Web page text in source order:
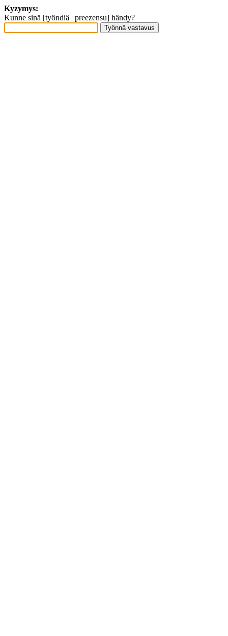
Kyzymys:
Kunne sinä [työndiä | preezensu] händy?